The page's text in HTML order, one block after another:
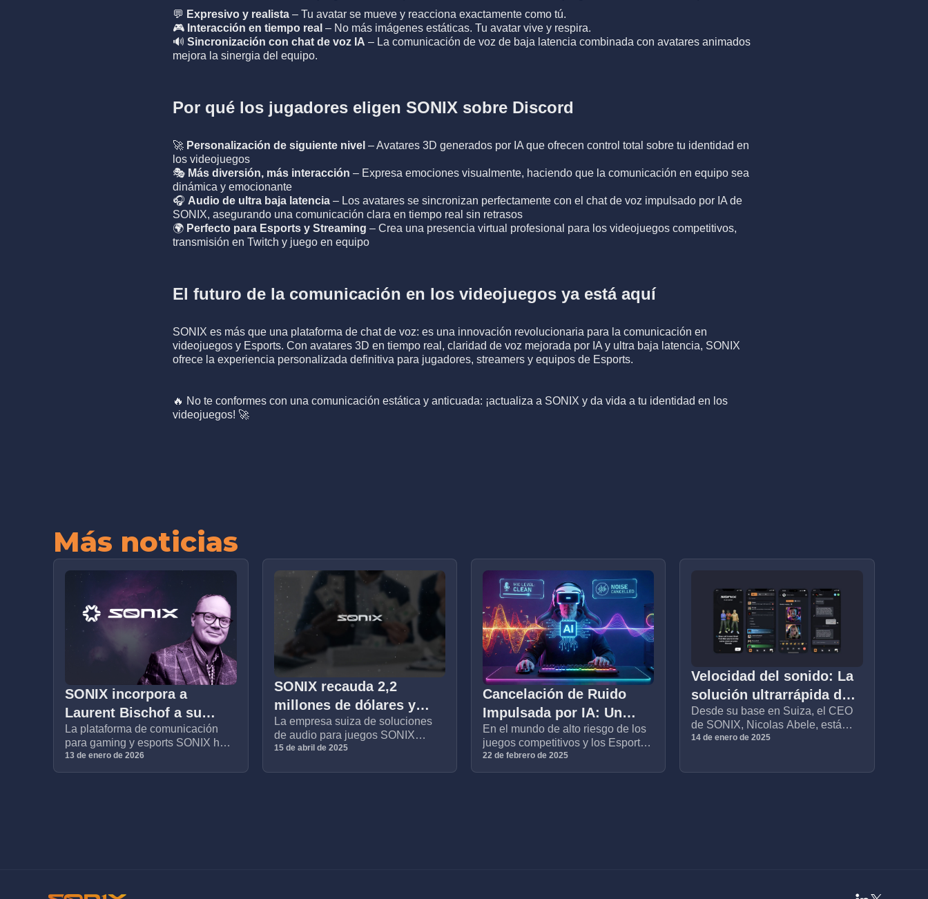
💬 Expresivo y realista – Tu avatar se mueve y reacciona exactamente como tú.
🎮 Interacción en tiempo real – No más imágenes estáticas. Tu avatar vive y respira.
🔊 Sincronización con chat de voz IA – La comunicación de voz de baja latencia combinada con avatares animados
mejora la sinergia del equipo.
Por qué los jugadores eligen SONIX sobre Discord
🚀 Personalización de siguiente nivel – Avatares 3D generados por IA que ofrecen control total sobre tu identidad en
los videojuegos
🎭 Más diversión, más interacción – Expresa emociones visualmente, haciendo que la comunicación en equipo sea
dinámica y emocionante
🎧 Audio de ultra baja latencia – Los avatares se sincronizan perfectamente con el chat de voz impulsado por IA de
SONIX, asegurando una comunicación clara en tiempo real sin retrasos
🌍 Perfecto para Esports y Streaming – Crea una presencia virtual profesional para los videojuegos competitivos,
transmisión en Twitch y juego en equipo
El futuro de la comunicación en los videojuegos ya está aquí
SONIX es más que una plataforma de chat de voz: es una innovación revolucionaria para la comunicación en
videojuegos y Esports. Con avatares 3D en tiempo real, claridad de voz mejorada por IA y ultra baja latencia, SONIX
ofrece la experiencia personalizada definitiva para jugadores, streamers y equipos de Esports.
🔥 No te conformes con una comunicación estática y anticuada: ¡actualiza a SONIX y da vida a tu identidad en los
videojuegos! 🚀
Más noticias
SONIX incorpora a
Laurent Bischof a su
Junta Directiva
La plataforma de comunicación
para gaming y esports SONIX ha
anunciado el nombramiento de
Laurent Bischof como miembro de
13 de enero de 2026
SONIX recauda 2,2
millones de dólares y
lanza una campaña de
crowdfunding
La empresa suiza de soluciones
de audio para juegos SONIX
anunció el martes que ha
2,2 millones de USD) en una
15 de abril de 2025
Cancelación de Ruido
Impulsada por IA: Un
Cambio Radical en el
Rendimiento Cognitivo en
En el mundo de alto riesgo de los
juegos competitivos y los Esports,
los jugadores están
constantemente bombardeados
22 de febrero de 2025
Velocidad del sonido: La
solución ultrarrápida de
SONIX para la
comunicación en Esports
Desde su base en Suiza, el CEO
de SONIX, Nicolas Abele, está
abordando un problema que
14 de enero de 2025